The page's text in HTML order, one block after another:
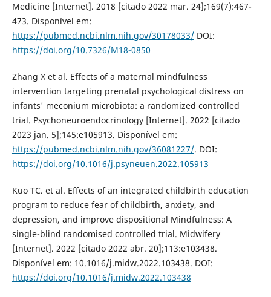
Medicine [Internet]. 2018 [citado 2022 mar. 24];169(7):467-
473. Disponível em:
https://pubmed.ncbi.nlm.nih.gov/30178033/DOI:
https://doi.org/10.7326/M18-0850
Zhang X et al. Effects of a maternal mindfulness
intervention targeting prenatal psychological distress on
infants' meconium microbiota: a randomized controlled
trial. Psychoneuroendocrinology [Internet]. 2022 [citado
2023 jan. 5];145:e105913. Disponível em:
https://pubmed.ncbi.nlm.nih.gov/36081227/. DOI:
https://doi.org/10.1016/j.psyneuen.2022.105913
Kuo TC. et al. Effects of an integrated childbirth education
program to reduce fear of childbirth, anxiety, and
depression, and improve dispositional Mindfulness: A
single-blind randomised controlled trial. Midwifery
[Internet]. 2022 [citado 2022 abr. 20];113:e103438.
Disponível em: 10.1016/j.midw.2022.103438. DOI:
https://doi.org/10.1016/j.midw.2022.103438